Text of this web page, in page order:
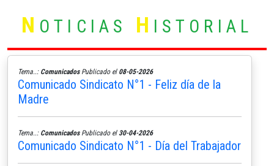
N OTICIAS H ISTORIAL
Tema..: ComunicadosPublicado el 08-05-2026
Comunicado Sindicato N°1 - Feliz día de la
Madre
Tema..: ComunicadosPublicado el 30-04-2026
Comunicado Sindicato N°1 - Día del Trabajador